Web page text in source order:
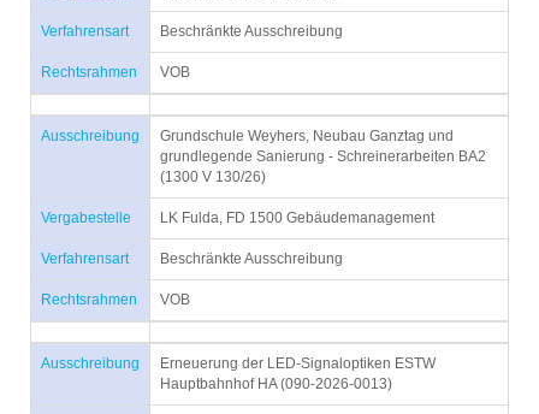
Verfahrensart Beschränkte Ausschreibung
Rechtsrahmen VOB
Ausschreibung
Grundschule Weyhers, Neubau Ganztag und
grundlegende Sanierung - Schreinerarbeiten BA2
(1300 V 130/26)
Vergabestelle LK Fulda, FD 1500 Gebäudemanagement
Verfahrensart Beschränkte Ausschreibung
Rechtsrahmen VOB
Ausschreibung
Erneuerung der LED-Signaloptiken ESTW
Hauptbahnhof HA (090-2026-0013)